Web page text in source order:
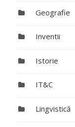
Geografie
Inventii
Istorie
IT&C
Lingvistică